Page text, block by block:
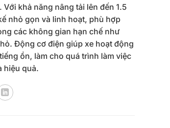
khả năng nâng tải lên đến 1.5
nhỏ gọn và linh hoạt, phù hợp
các không gian hạn chế như
Động cơ điện giúp xe hoạt động
ồn, làm cho quá trình làm việc
hiệu quả.